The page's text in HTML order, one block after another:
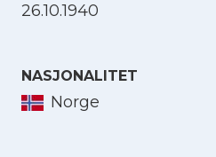
26.10.1940
NASJONALITET
Norge